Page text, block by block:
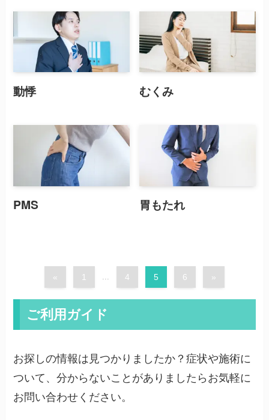
動悸 むくみ
PMS 胃もたれ
« 1 4 5 6 »
ご利用ガイド
お探しの情報は見つかりましたか？症状や施術に
ついて、分からないことがありましたらお気軽に
お問い合わせください。